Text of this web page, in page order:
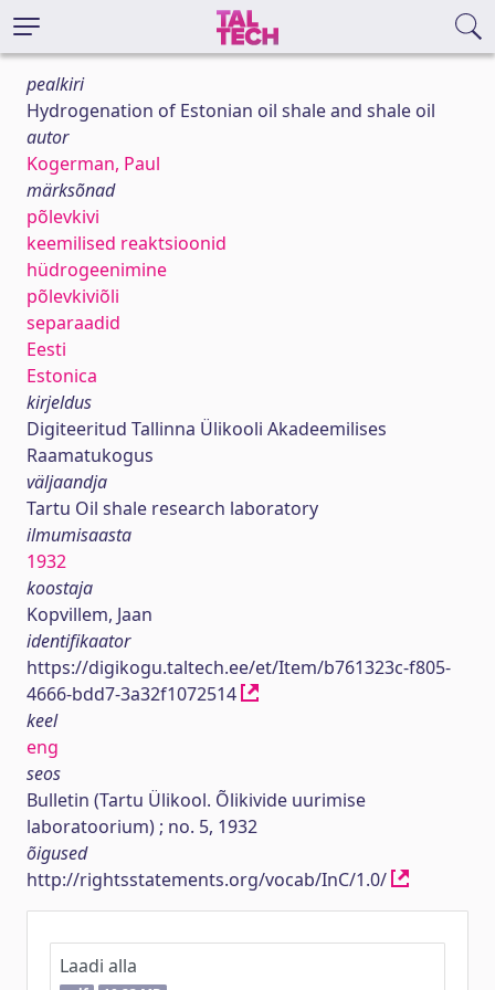
pealkiri
Hydrogenation of Estonian oil shale and shale oil
autor
Kogerman, Paul
märksõnad
põlevkivi
keemilised reaktsioonid
hüdrogeenimine
põlevkiviõli
separaadid
Eesti
Estonica
kirjeldus
Digiteeritud Tallinna Ülikooli Akadeemilises
Raamatukogus
väljaandja
Tartu Oil shale research laboratory
ilmumisaasta
1932
koostaja
Kopvillem, Jaan
identifikaator
https://digikogu.taltech.ee/et/Item/b761323c-f805-
4666-bdd7-3a32f1072514
keel
eng
seos
Bulletin (Tartu Ülikool. Õlikivide uurimise
laboratoorium) ; no. 5, 1932
õigused
http://rightsstatements.org/vocab/InC/1.0/
Laadi alla